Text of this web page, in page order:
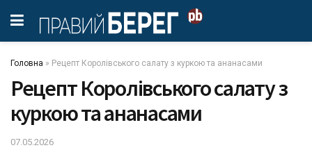
Головна » Рецепт Королівського салату з куркою та ананасами
Рецепт Королівського салату з
куркою та ананасами
07.05.2026